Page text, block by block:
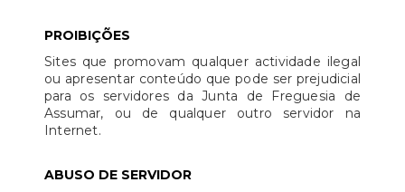
PROIBIÇÕES
Sites que promovam qualquer actividade ilegal
ou apresentar conteúdo que pode ser prejudicial
para os servidores da Junta de Freguesia de
Assumar, ou de qualquer outro servidor na
Internet.
ABUSO DE SERVIDOR